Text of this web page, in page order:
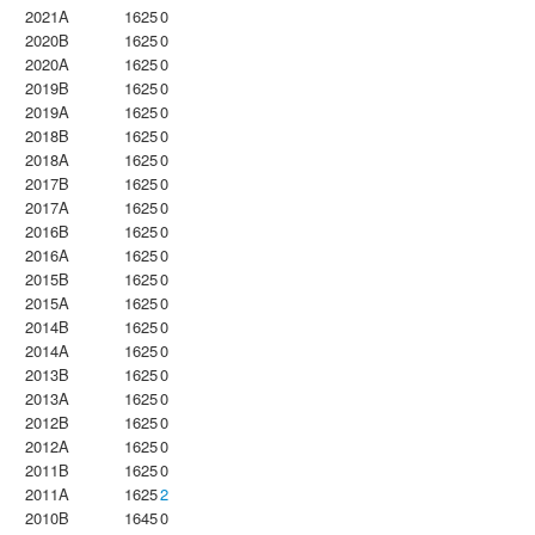
2021A
16250
2020B
16250
2020A
16250
2019B
16250
2019A
16250
2018B
16250
2018A
16250
2017B
16250
2017A
16250
2016B
16250
2016A
16250
2015B
16250
2015A
16250
2014B
16250
2014A
16250
2013B
16250
2013A
16250
2012B
16250
2012A
16250
2011B
16250
2011A
16252
2010B
16450